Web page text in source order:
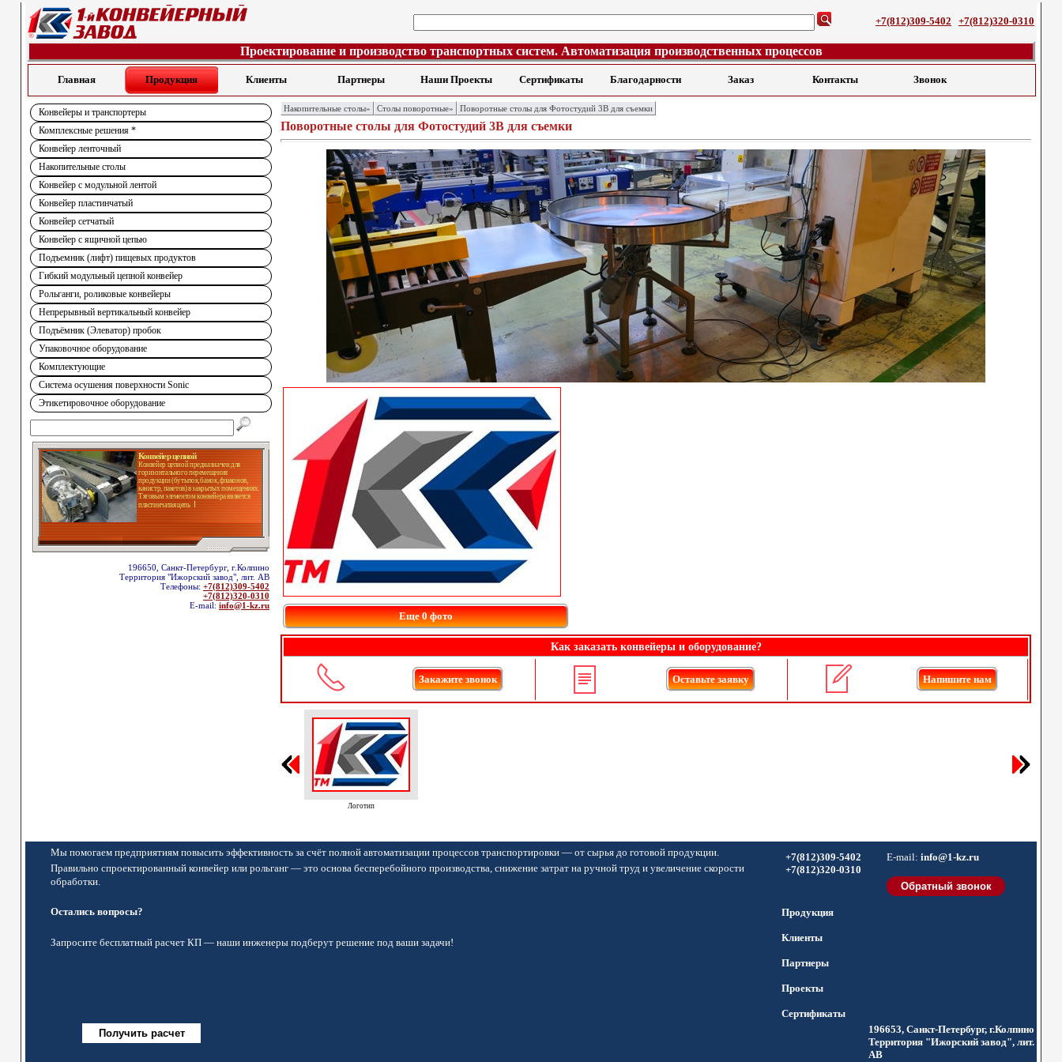
+7(812)309-5402 +7(812)320-0310
Проектирование и производство транспортных систем. Автоматизация производственных процессов
Главная Продукция Клиенты Партнеры Наши Проекты Сертификаты Благодарности Заказ Контакты Звонок
Конвейеры и транспортеры
Комплексные решения *
Конвейер ленточный
Накопительные столы
Конвейер с модульной лентой
Конвейер пластинчатый
Конвейер сетчатый
Конвейер с ящичной цепью
Подъемник (лифт) пищевых продуктов
Гибкий модульный цепной конвейер
Рольганги, роликовые конвейеры
Непрерывный вертикальный конвейер
Подъёмник (Элеватор) пробок
Упаковочное оборудование
Комплектующие
Система осушения поверхности Sonic
Этикетировочное оборудование
Конвейер цепной
Конвейер цепной предназначен для
горизонтального перемещения
продукции (бутылок, банок, флаконов,
канистр, пакетов) в закрытых помещениях.
Тяговым элементом конвейера является
пластинчатая цепь
196650, Санкт-Петербург, г.Колпино
Территория "Ижорский завод", лит. АВ
Телефоны: +7(812)309-5402
+7(812)320-0310
E-mail: info@1-kz.ru
Накопительные столы» Столы поворотные» Поворотные столы для Фотостудий 3В для съемки
Поворотные столы для Фотостудий 3В для съемки
Еще 0 фото
Как заказать конвейеры и оборудование?
Закажите звонок Оставьте заявку Напишите нам
Логотип
Мы помогаем предприятиям повысить эффективность за счёт полной автоматизации процессов транспортировки — от сырья до готовой продукции.
Правильно спроектированный конвейер или рольганг — это основа бесперебойного производства, снижение затрат на ручной труд и увеличение скорости
обработки.
Остались вопросы?
Запросите бесплатный расчет КП — наши инженеры подберут решение под ваши задачи!
+7(812)309-5402
+7(812)320-0310
E-mail: info@1-kz.ru
Продукция
Клиенты
Партнеры
Проекты
Сертификаты
196653, Санкт-Петербург, г.Колпино
Территория "Ижорский завод", лит.
АВ